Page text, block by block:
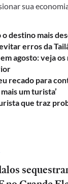
sua
destino mais
erros da
agosto: veja
recado para
um turista’
que traz